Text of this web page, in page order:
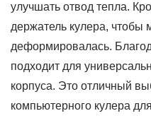
улучшать отвод тепла.
держатель кулера, чтобы
деформировалась.
подходит для
корпуса. Это отличный
компьютерного кулера